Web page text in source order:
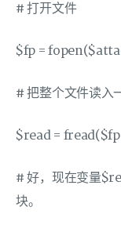
# 打开文件
$fp =
# 把整个文件读入
$read =
# 好，现在变量
块。